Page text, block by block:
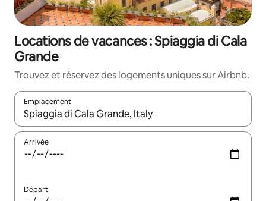
Locations de vacances : Spiaggia di Cala
Grande
Trouvez et réservez des logements uniques sur Airbnb.
Emplacement
Quand les résultats sont affichés, parcourez-les en utilisant
Arrivée
Départ